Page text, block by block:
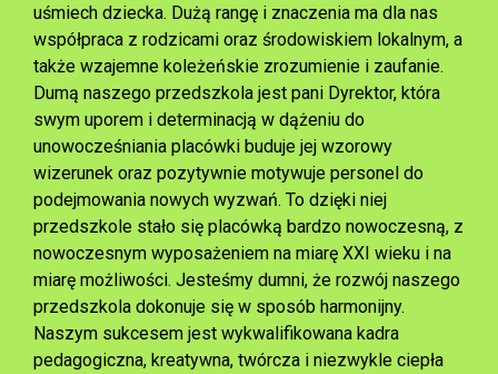
uśmiech dziecka. Dużą rangę i znaczenia ma dla nas
współpraca z rodzicami oraz środowiskiem lokalnym, a
także wzajemne koleżeńskie zrozumienie i zaufanie.
Dumą naszego przedszkola jest pani Dyrektor, która
swym uporem i determinacją w dążeniu do
unowocześniania placówki buduje jej wzorowy
wizerunek oraz pozytywnie motywuje personel do
podejmowania nowych wyzwań. To dzięki niej
przedszkole stało się placówką bardzo nowoczesną, z
nowoczesnym wyposażeniem na miarę XXI wieku i na
miarę możliwości. Jesteśmy dumni, że rozwój naszego
przedszkola dokonuje się w sposób harmonijny.
Naszym sukcesem jest wykwalifikowana kadra
pedagogiczna, kreatywna, twórcza i niezwykle ciepła